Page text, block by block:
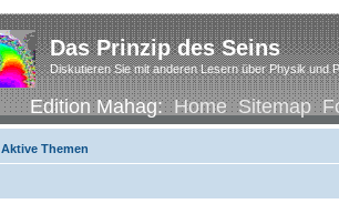
Das Prinzip des Seins
Diskutieren Sie mit anderen Lesern über Physik und
Edition Mahag:Home Sitemap
Aktive Themen